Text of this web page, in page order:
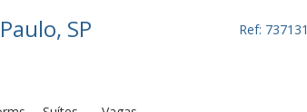
SP Ref: 737131